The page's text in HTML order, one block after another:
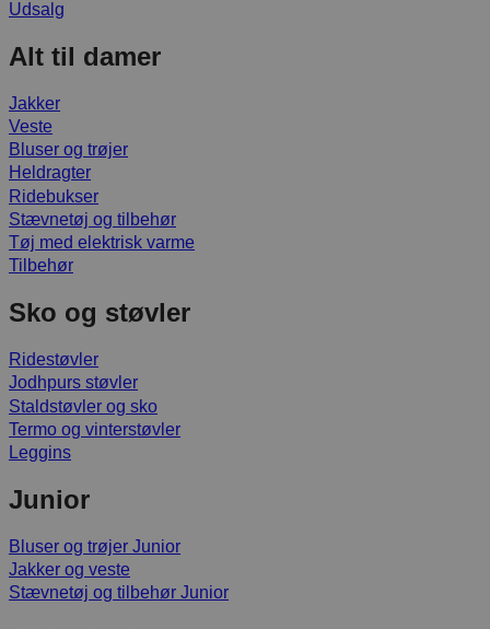
Udsalg
Alt til damer
Jakker
Veste
Bluser og trøjer
Heldragter
Ridebukser
Stævnetøj og tilbehør
Tøj med elektrisk varme
Tilbehør
Sko og støvler
Ridestøvler
Jodhpurs støvler
Staldstøvler og sko
Termo og vinterstøvler
Leggins
Junior
Bluser og trøjer Junior
Jakker og veste
Stævnetøj og tilbehør Junior